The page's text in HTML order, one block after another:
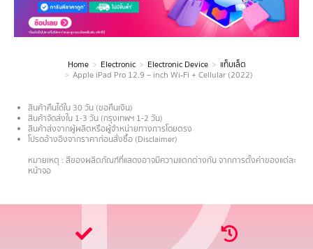
You are here:Home Electronic Electronic Device
แท็บเล็ต
Apple iPad Pro 12.9 – inch Wi‑Fi + Cellular (2022)
สินค้าคืนได้ใน 30 วัน (ขอคืนเงิน)
สินค้าจัดส่งใน 1-3 วัน (กรุงเทพฯ 1-2 วัน)
สินค้าส่งจากผู้ผลิตหรือผู้จำหน่ายทางการโดยตรง
โปรดอ้างอิงจากราคาก่อนสั่งซื้อ (Disclaimer)
หมายเหตุ : สีของผลิตภัณฑ์ที่แสดงอาจมีความแตกต่างกัน จากการตั้งค่าของแต่ละ
หน้าจอ